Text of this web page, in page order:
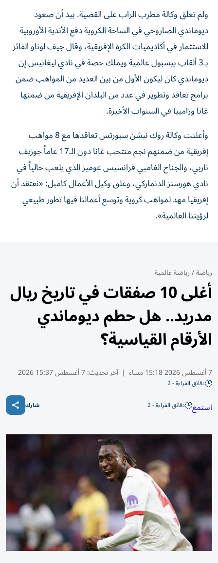
ولم تعلق وكالة مطرب الراب على القضية. بيد أن صعود
ديوماندي الصاروخي في الساحة الكروية دفع الأندية الأوروبية
للاستثمار في أكاديميات الكرة الإفريقية، وقال جيف لوناو الفائز
بـ3 ألقاب بيسبول عالمية ويملك حصة في نادي ليغانيس إن
ديوماندي كان ليكون الأول من بين العديد من المواهب ضمن
برامج تعاقد وتطوير في عدد من البلدان الإفريقية من ضمنها
غانا وزامبيا في السنوات الأخيرة.
وأعلنت وكالة روك نيشن سبورتس تعاقدها مع 8 مواهب
إفريقية من ضمنهم نجم منتخب غانا دون الـ17 عاماً جوزيف
ناربي، والجناح الغامبي فرانسيس غوميز الذي يلعب حالياً في
نادي هورسنز الدنماركي، وعلق وكيل الأعمال كامبل: «نعتقد أن
إفريقيا مهد لمواهب كروية وتوسع أعمالنا فيها تطور طبيعي
لرؤيتنا العالمية».
رياضة/رياضة عالمية
أغلى 10 صفقات في تاريخ ريال
مدريد.. هل حطم ديوماندي
الأرقام القياسية؟
7 أغسطس 2026 15:18 مساء | آخر تحديث:7 أغسطس 15:37 2026
دقائق القراءة - 2
استمع دقائق القراءة - 2 شارك